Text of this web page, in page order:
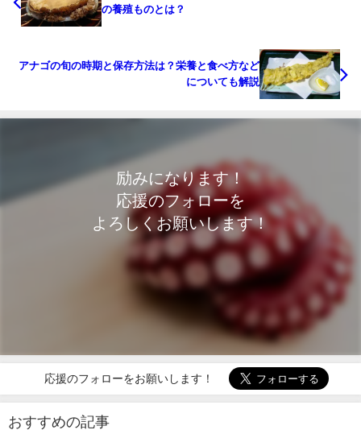
の養殖ものとは？
アナゴの旬の時期と保存方法は？栄養と食べ方など
についても解説
励みになります！
応援のフォローを
よろしくお願いします！
応援のフォローをお願いします！
おすすめの記事